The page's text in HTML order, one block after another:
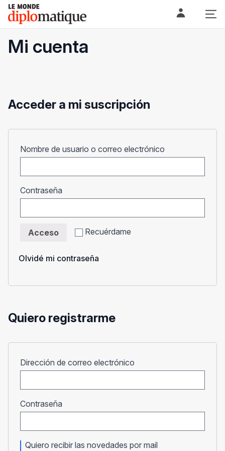
Skip
content
Le monde diplomatique
Mi cuenta
Acceder a mi suscripción
Nombre de usuario o correo electrónico
Contraseña
Recuérdame
Acceso
Olvidé mi contraseña
Quiero registrarme
Dirección de correo electrónico
Contraseña
Quiero recibir las novedades por mail